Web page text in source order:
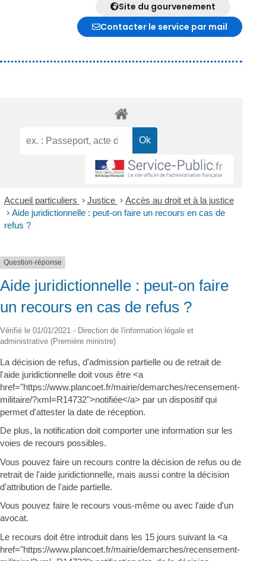
Site du gourvenement
Contacter le service par mail
Accueil particuliers > Justice > Accès au droit et à la justice
> Aide juridictionnelle : peut-on faire un recours en cas de
refus ?
Question-réponse
Aide juridictionnelle : peut-on faire
un recours en cas de refus ?
Vérifié le 01/01/2021 - Direction de l'information légale et
administrative (Première ministre)
La décision de refus, d'admission partielle ou de retrait de
l'aide juridictionnelle doit vous être <a
href="https://www.plancoet.fr/mairie/demarches/recensement-
militaire/?xml=R14732">notifiée</a> par un dispositif qui
permet d'attester la date de réception.
De plus, la notification doit comporter une information sur les
voies de recours possibles.
Vous pouvez faire un recours contre la décision de refus ou de
retrait de l'aide juridictionnelle, mais aussi contre la décision
d'attribution de l'aide partielle.
Vous pouvez faire le recours vous-même ou avec l'aide d'un
avocat.
Le recours doit être introduit dans les 15 jours suivant la <a
href="https://www.plancoet.fr/mairie/demarches/recensement-